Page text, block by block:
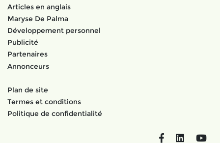
Articles en anglais
Maryse De Palma
Développement personnel
Publicité
Partenaires
Annonceurs
Plan de site
Termes et conditions
Politique de confidentialité
FacebookLinkedIn